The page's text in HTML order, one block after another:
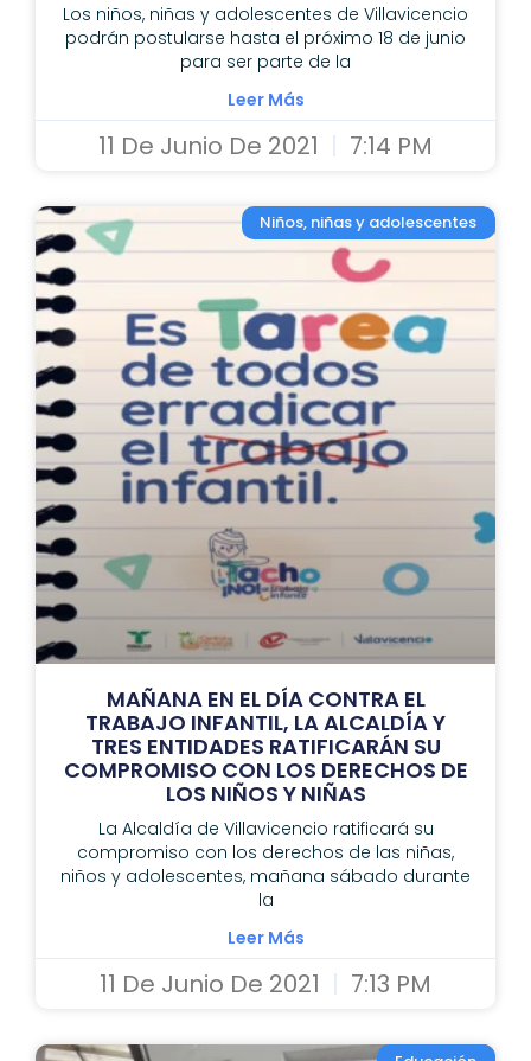
Los niños, niñas y adolescentes de Villavicencio
podrán postularse hasta el próximo 18 de junio
para ser parte de la
Leer Más
11 De Junio De 2021 7:14 PM
Niños, niñas y adolescentes
MAÑANA EN EL DÍA CONTRA EL
TRABAJO INFANTIL, LA ALCALDÍA Y
TRES ENTIDADES RATIFICARÁN SU
COMPROMISO CON LOS DERECHOS DE
LOS NIÑOS Y NIÑAS
La Alcaldía de Villavicencio ratificará su
compromiso con los derechos de las niñas,
niños y adolescentes, mañana sábado durante
la
Leer Más
11 De Junio De 2021 7:13 PM